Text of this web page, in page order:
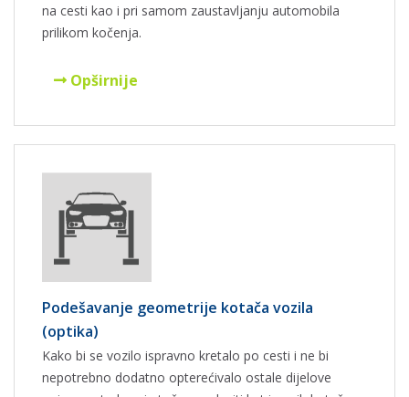
na cesti kao i pri samom zaustavljanju automobila
prilikom kočenja.
Opširnije
Podešavanje geometrije kotača vozila
(optika)
Kako bi se vozilo ispravno kretalo po cesti i ne bi
nepotrebno dodatno opterećivalo ostale dijelove